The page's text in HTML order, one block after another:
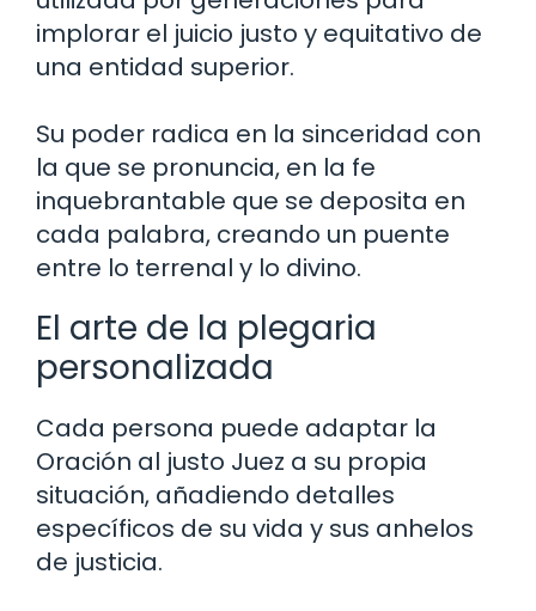
implorar el juicio justo y equitativo de
una entidad superior.
Su poder radica en la sinceridad con
la que se pronuncia, en la fe
inquebrantable que se deposita en
cada palabra, creando un puente
entre lo terrenal y lo divino.
El arte de la plegaria
personalizada
Cada persona puede adaptar la
Oración al justo Juez a su propia
situación, añadiendo detalles
específicos de su vida y sus anhelos
de justicia.